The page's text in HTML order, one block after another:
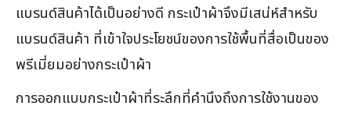
แบรนด์สินค้าได้เป็นอย่างดี กระเป๋าผ้าจึงมีเสน่ห์สำหรับ
แบรนด์สินค้า ที่เข้าใจประโยชน์ของการใช้พื้นที่สื่อเป็นของ
พรีเมี่ยมอย่างกระเป๋าผ้า
การออกแบบกระเป๋าผ้าที่ระลึกที่คำนึงถึงการใช้งานของ